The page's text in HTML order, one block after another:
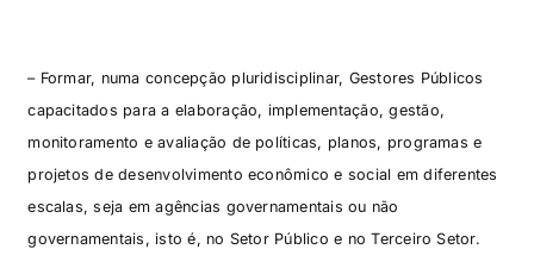
– Formar, numa concepção pluridisciplinar, Gestores Públicos
capacitados para a elaboração, implementação, gestão,
monitoramento e avaliação de políticas, planos, programas e
projetos de desenvolvimento econômico e social em diferentes
escalas, seja em agências governamentais ou não
governamentais, isto é, no Setor Público e no Terceiro Setor.